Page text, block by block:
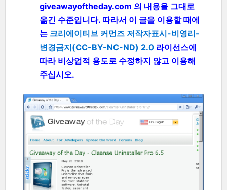
giveawayoftheday.com 의 내용을 그대로
옮긴 수준입니다. 따라서 이 글을 이용할 때에
는 크리에이티브 커먼즈 저작자표시-비영리-
변경금지(CC-BY-NC-ND) 2.0 라이선스에
따라 비상업적 용도로 수정하지 않고 이용해
주십시오.